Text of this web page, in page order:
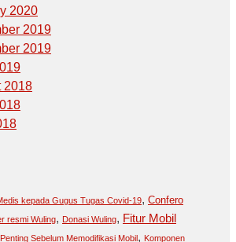
2020
2019
2019
2018
kepada Gugus Tugas Covid-19, Confero
resmi Wuling, Donasi Wuling, Fitur Mobil
Sebelum Memodifikasi Mobil, Komponen